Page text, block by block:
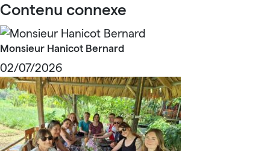
Contenu connexe
Monsieur Hanicot Bernard
02/07/2026